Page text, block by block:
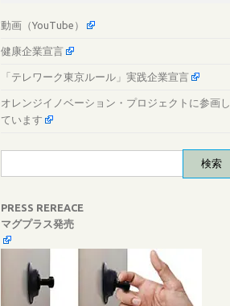
動画（YouTube）
健康企業宣言
「テレワーク東京ルール」実践企業宣言
オレンジイノベーション・プロジェクトに参画し
ています
索:
PRESS REREACE
マグプラス発売